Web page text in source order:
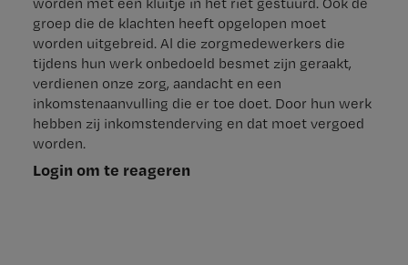
groep die de klachten heeft opgelopen moet
worden uitgebreid. Al die zorgmedewerkers die
tijdens hun werk onbedoeld besmet zijn geraakt,
verdienen onze zorg, aandacht en een
inkomstenaanvulling die er toe doet. Door hun werk
hebben zij inkomstenderving en dat moet vergoed
worden.
Login om te reageren